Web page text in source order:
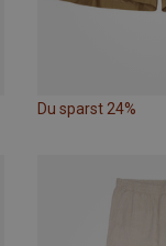
Du sparst 24%